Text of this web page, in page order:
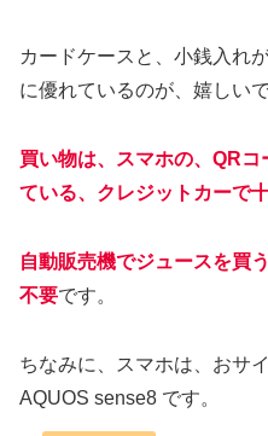
カードケースと、小銭入れ
に優れているのが、嬉しいで
買い物は、スマホの、QR
ている、クレジットカーで
自動販売機でジュースを買
不要です。
ちなみに、スマホは、おサ
AQUOS sense8 です。